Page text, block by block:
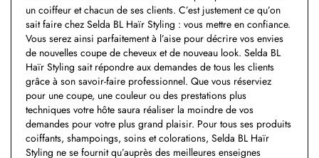
un coiffeur et chacun de ses clients. C’est justement ce qu’on
sait faire chez Selda BL Haïr Styling : vous mettre en confiance.
Vous serez ainsi parfaitement à l’aise pour décrire vos envies
de nouvelles coupe de cheveux et de nouveau look. Selda BL
Haïr Styling sait répondre aux demandes de tous les clients
grâce à son savoir-faire professionnel. Que vous réserviez
pour une coupe, une couleur ou des prestations plus
techniques votre hôte saura réaliser la moindre de vos
demandes pour votre plus grand plaisir. Pour tous ses produits
coiffants, shampoings, soins et colorations, Selda BL Haïr
Styling ne se fournit qu’auprès des meilleures enseignes